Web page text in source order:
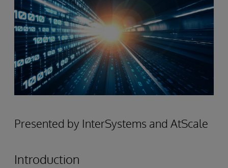
Presented by InterSystems and AtScale
Introduction